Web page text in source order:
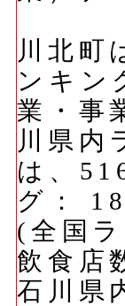
川北町
ンキン
業・事
川県内
は、
グ：
(全国
飲食店
石川県